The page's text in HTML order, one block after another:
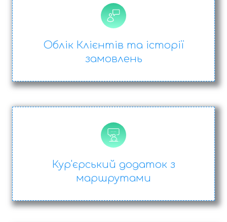
Облік Клієнтів та історії
замовлень
Кур'єрський додаток з
маршрутами